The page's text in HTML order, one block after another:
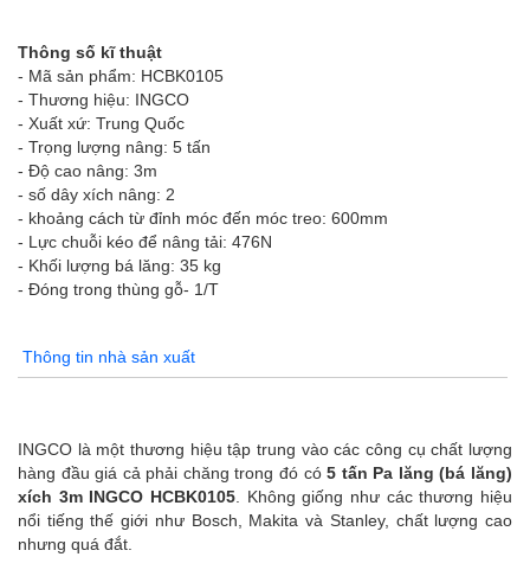
Thông số kĩ thuật
- Mã sản phẩm: HCBK0105
- Thương hiệu: INGCO
- Xuất xứ: Trung Quốc
- Trọng lượng nâng: 5 tấn
- Độ cao nâng: 3m
- số dây xích nâng: 2
- khoảng cách từ đỉnh móc đến móc treo: 600mm
- Lực chuỗi kéo để nâng tải: 476N
- Khối lượng bá lăng: 35 kg
- Đóng trong thùng gỗ- 1/T
Thông tin nhà sản xuất
INGCO là một thương hiệu tập trung vào các công cụ chất lượng
hàng đầu giá cả phải chăng trong đó có5 tấn Pa lăng (bá lăng)
xích 3m INGCO HCBK0105 . Không giống như các thương hiệu
nổi tiếng thế giới như Bosch, Makita và Stanley, chất lượng cao
nhưng quá đắt.